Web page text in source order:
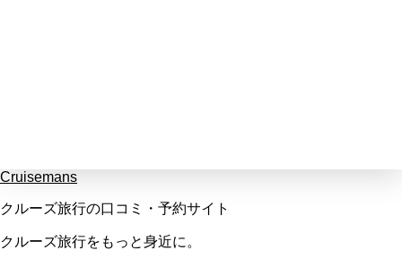
Cruisemans
クルーズ旅行の口コミ・予約サイト
クルーズ旅行をもっと身近に。